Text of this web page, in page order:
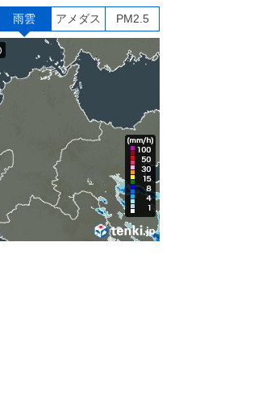
雨雲 アメダス PM2.5